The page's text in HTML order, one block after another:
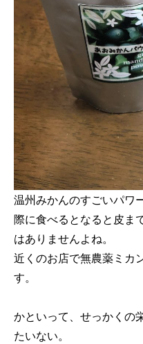
温州みかんのすごいパワ
際に食べるとなると皮ま
はありませんよね。
近くのお店で無農薬ミカ
す。
かといって、せっかくの
たいない。